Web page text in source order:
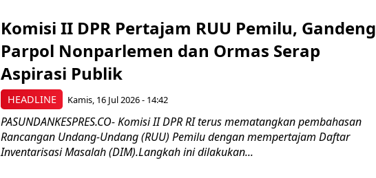
HEADLINE
Komisi II DPR Pertajam RUU Pemilu, Gandeng
Parpol Nonparlemen dan Ormas Serap
Aspirasi Publik
Kamis, 16 Jul 2026 - 14:42
PASUNDANKESPRES.CO- Komisi II DPR RI terus mematangkan pembahasan
Rancangan Undang-Undang (RUU) Pemilu dengan mempertajam Daftar
Inventarisasi Masalah (DIM).Langkah ini dilakukan...